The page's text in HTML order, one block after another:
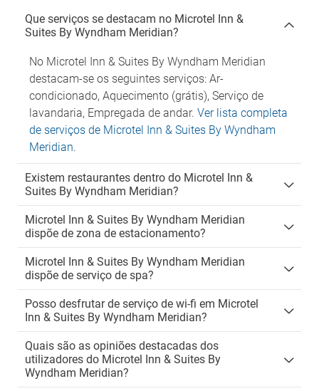
Que serviços se destacam no Microtel Inn &
Suites By Wyndham Meridian?
No Microtel Inn & Suites By Wyndham Meridian
destacam-se os seguintes serviços: Ar-
condicionado, Aquecimento (grátis), Serviço de
lavandaria, Empregada de andar. Ver lista completa
de serviços de Microtel Inn & Suites By Wyndham
Meridian.
Existem restaurantes dentro do Microtel Inn &
Suites By Wyndham Meridian?
Microtel Inn & Suites By Wyndham Meridian
dispõe de zona de estacionamento?
Microtel Inn & Suites By Wyndham Meridian
dispõe de serviço de spa?
Posso desfrutar de serviço de wi-fi em Microtel
Inn & Suites By Wyndham Meridian?
Quais são as opiniões destacadas dos
utilizadores do Microtel Inn & Suites By
Wyndham Meridian?